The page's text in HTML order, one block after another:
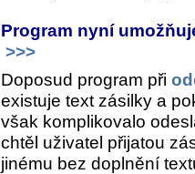
Program nyní
>>>
Doposud program při
existuje text zásilky a
však komplikovalo
chtěl uživatel přijatou
jinému bez doplnění